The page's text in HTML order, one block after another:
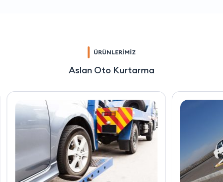
ÜRÜNLERİMİZ
Aslan Oto Kurtarma